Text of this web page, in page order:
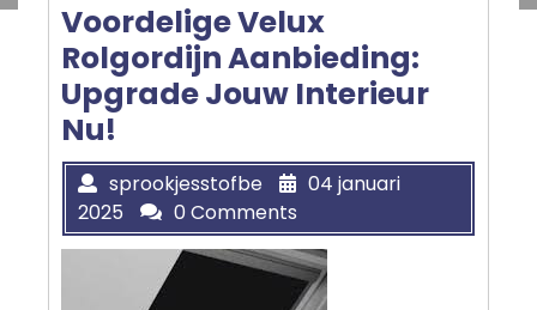
Voordelige Velux
Rolgordijn Aanbieding:
Upgrade Jouw Interieur
Nu!
sprookjesstofbe
04 januari
2025
0 Comments